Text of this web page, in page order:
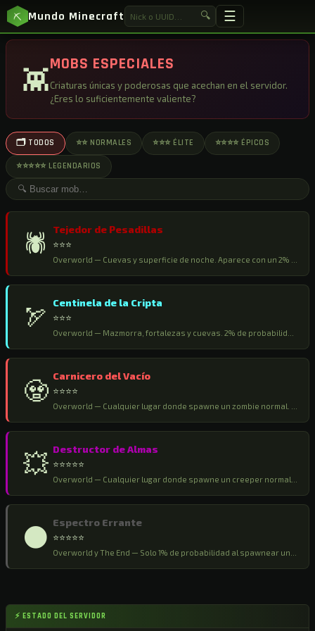
⛏ Mundo Minecraft 🔍 ☰
⚡ ESTADO DEL SERVIDOR
👾MOBS ESPECIALES
Criaturas únicas y poderosas que acechan en el servidor.
¿Eres lo suficientemente valiente?
🗂 TODOS ⭐⭐ NORMALES ⭐⭐⭐ ÉLITE ⭐⭐⭐⭐ ÉPICOS
⭐⭐⭐⭐⭐ LEGENDARIOS
🕷️ Tejedor de Pesadillas
⭐⭐⭐
🏹 Centinela de la Cripta
⭐⭐⭐
🧟 Carnicero del Vacío
⭐⭐⭐⭐
💥 Destructor de Almas
⭐⭐⭐⭐⭐
🌑 Espectro Errante
⭐⭐⭐⭐⭐